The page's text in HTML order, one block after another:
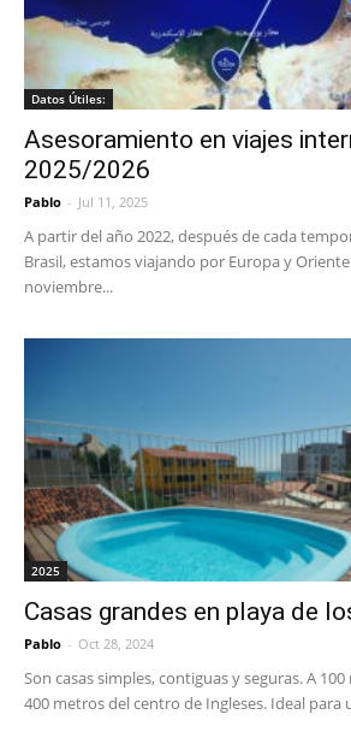
Datos Útiles:
Asesoramiento en viajes
2025/2026
Pablo - Jul 11, 2025
A partir del año 2022, después de cada
Brasil, estamos viajando por Europa y
noviembre...
2025
Casas grandes en playa de
Pablo - Oct 28, 2024
Son casas simples, contiguas y seguras. A
400 metros del centro de Ingleses. Ideal para